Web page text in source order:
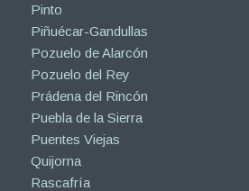
Pinto
Piñuécar-Gandullas
Pozuelo de Alarcón
Pozuelo del Rey
Prádena del Rincón
Puebla de la Sierra
Puentes Viejas
Quijorna
Rascafría